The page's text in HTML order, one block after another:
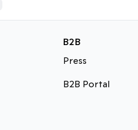
B2B
Press
B2B Portal